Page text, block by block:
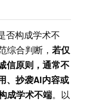
否构成学术不
综合判断， 若仅
信原则，通常不
、抄袭AI内容或
成学术不端。以